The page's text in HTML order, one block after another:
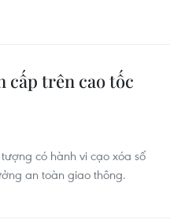
cấp trên cao tốc
có hành vi cạo xóa số
an toàn giao thông.